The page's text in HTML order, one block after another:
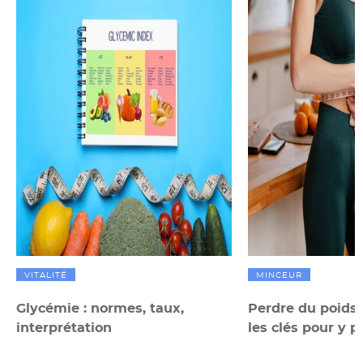
VITALITÉ
Glycémie : normes, taux,
interprétation
MINCEUR
Perdre du
les clés pour y